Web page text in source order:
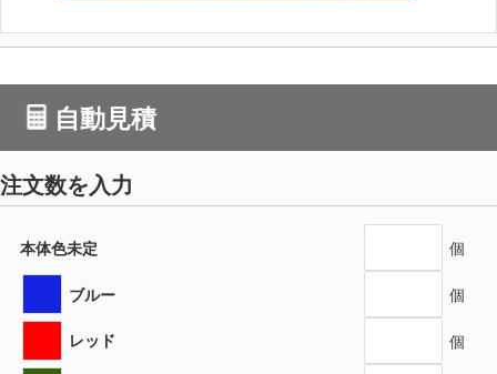
自動見積
注文数を入力
本体色未定 個
ブルー 個
レッド 個